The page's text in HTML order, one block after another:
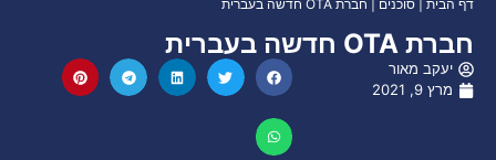
דף הבית סוכנים חברת OTA חדשה בעברית
חברת OTA חדשה בעברית
יעקב מאור
מרץ 9, 2021